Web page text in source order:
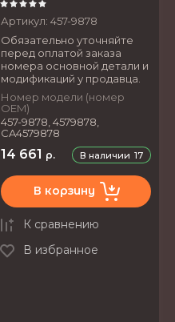
Артикул: 457-9878
Обязательно уточняйте
перед оплатой заказа
номера основной детали и
модификаций у продавца.
Номер модели (номер
OEM)
457-9878, 4579878,
CA4579878
В наличии 17
14 661 р.
В корзину
К сравнению
В избранное